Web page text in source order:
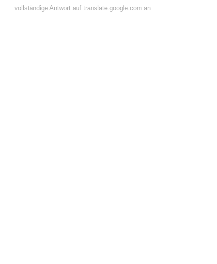
vollständige Antwort auf translate.google.com an